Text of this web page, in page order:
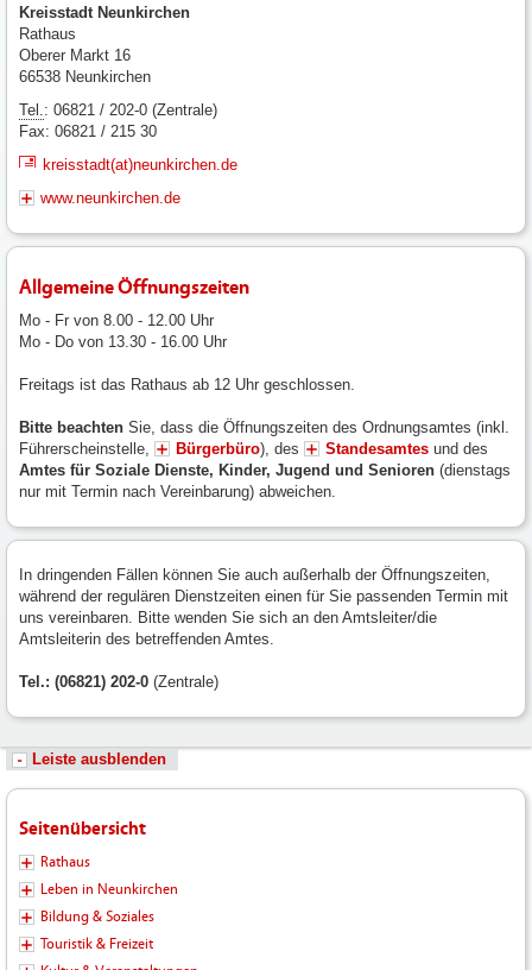
Kreisstadt Neunkirchen
Rathaus
Oberer Markt 16
66538 Neunkirchen
Tel. : 06821 / 202-0 (Zentrale)
Fax: 06821 / 215 30
kreisstadt(at)neunkirchen.de
www.neunkirchen.de
Allgemeine Öffnungszeiten
Mo - Fr von 8.00 - 12.00 Uhr
Mo - Do von 13.30 - 16.00 Uhr
Freitags ist das Rathaus ab 12 Uhr geschlossen.
Bitte beachten Sie, dass die Öffnungszeiten des Ordnungsamtes (inkl.
Führerscheinstelle,
Bürgerbüro), des Standesamtes und des
Amtes für Soziale Dienste, Kinder, Jugend und Senioren (dienstags
nur mit Termin nach Vereinbarung) abweichen.
In dringenden Fällen können Sie auch außerhalb der Öffnungszeiten,
während der regulären Dienstzeiten einen für Sie passenden Termin mit
uns vereinbaren. Bitte wenden Sie sich an den Amtsleiter/die
Amtsleiterin des betreffenden Amtes.
Tel.: (06821) 202-0 (Zentrale)
Leiste ausblenden
Seitenübersicht
Rathaus
Leben in Neunkirchen
Bildung & Soziales
Touristik & Freizeit